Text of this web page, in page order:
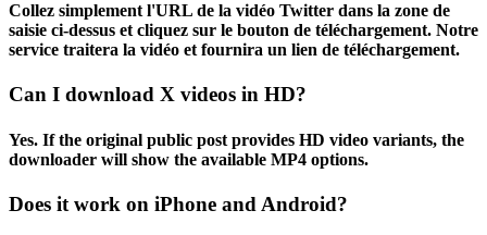
Collez simplement l'URL de la vidéo Twitter dans la zone de
saisie ci-dessus et cliquez sur le bouton de téléchargement. Notre
service traitera la vidéo et fournira un lien de téléchargement.
Can I download X videos in HD?
Yes. If the original public post provides HD video variants, the
downloader will show the available MP4 options.
Does it work on iPhone and Android?